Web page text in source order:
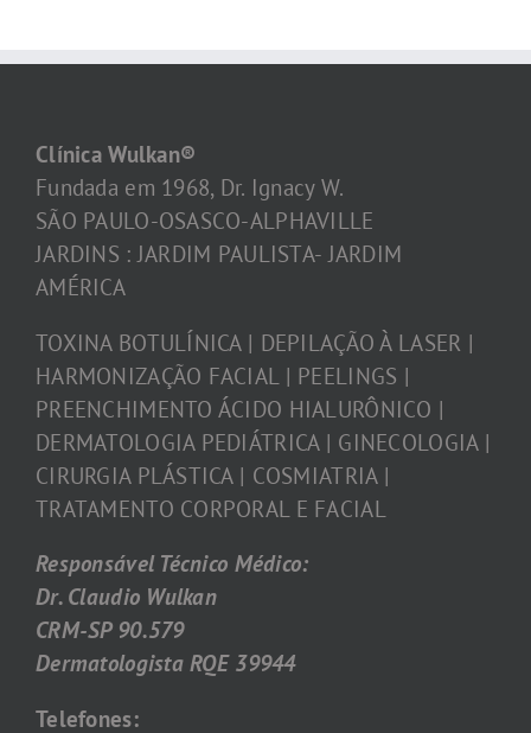
Clínica Wulkan®
Fundada em 1968, Dr. Ignacy W.
SÃO PAULO-OSASCO-ALPHAVILLE
JARDINS : JARDIM PAULISTA- JARDIM
AMÉRICA
TOXINA BOTULÍNICA | DEPILAÇÃO À LASER |
HARMONIZAÇÃO FACIAL | PEELINGS |
PREENCHIMENTO ÁCIDO HIALURÔNICO |
DERMATOLOGIA PEDIÁTRICA | GINECOLOGIA |
CIRURGIA PLÁSTICA | COSMIATRIA |
TRATAMENTO CORPORAL E FACIAL
Responsável Técnico Médico:
Dr. Claudio Wulkan
CRM-SP 90.579
Dermatologista RQE 39944
Telefones: